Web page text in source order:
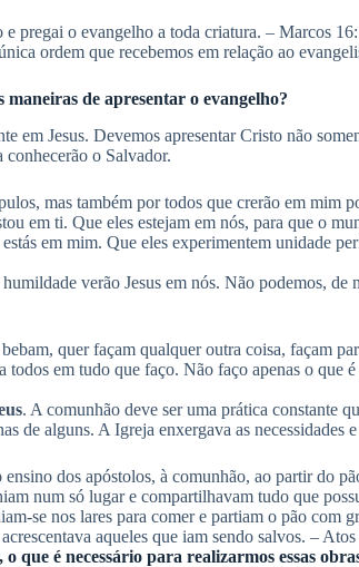
pregai o evangelho a toda criatura. – Marcos
ordem que recebemos em relação ao
de apresentar o evangelho?
em Jesus. Devemos apresentar Cristo não
conhecerão o Salvador.
mas também por todos que crerão em mim
em ti. Que eles estejam em nós, para que o
em mim. Que eles experimentem unidade
verão Jesus em nós. Não podemos,
quer façam qualquer outra coisa, façam
todos em tudo que faço. Não faço apenas o
. A comunhão deve ser uma prática constante
de alguns. A Igreja enxergava as necessidades
ensino dos apóstolos, à comunhão, ao partir do
num só lugar e compartilhavam tudo que
se nos lares para comer e partiam o pão com
aqueles que iam sendo salvos. –
que é necessário para realizarmos essas